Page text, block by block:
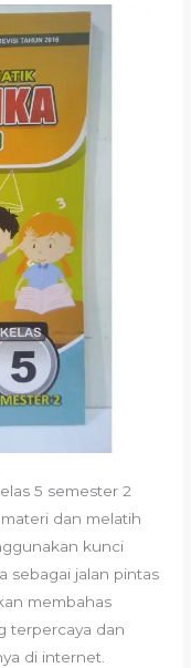
5 semester 2
dan melatih
kunci
sebagai jalan pintas
membahas
terpercaya dan
di internet.